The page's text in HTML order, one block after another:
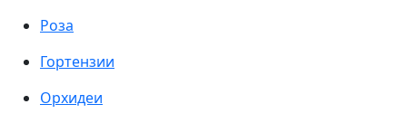
Роза
Гортензии
Орхидеи